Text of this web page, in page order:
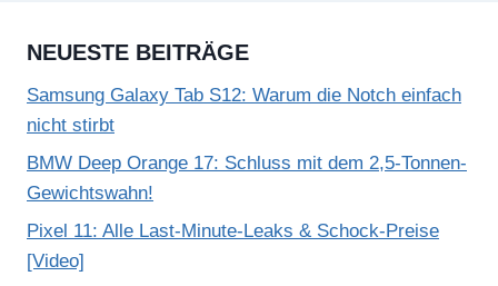
NEUESTE BEITRÄGE
Samsung Galaxy Tab S12: Warum die Notch einfach
nicht stirbt
BMW Deep Orange 17: Schluss mit dem 2,5-Tonnen-
Gewichtswahn!
Pixel 11: Alle Last-Minute-Leaks & Schock-Preise
[Video]